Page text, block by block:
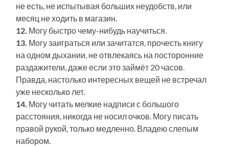
не есть, не испытывая больших неудобств, или
месяц не ходить в магазин.
12. Могу быстро чему-нибудь научиться.
13. Могу заиграться или зачитатся, прочесть книгу
на одном дыхании, не отвлекаясь на посторонние
раздажители, даже если это займёт 20 часов.
Правда, настолько интересных вещей не встречал
уже несколько лет.
14. Могу читать мелкие надписи с большого
расстояния, никогда не носил очков. Могу писать
правой рукой, только медленно. Владею слепым
набором.